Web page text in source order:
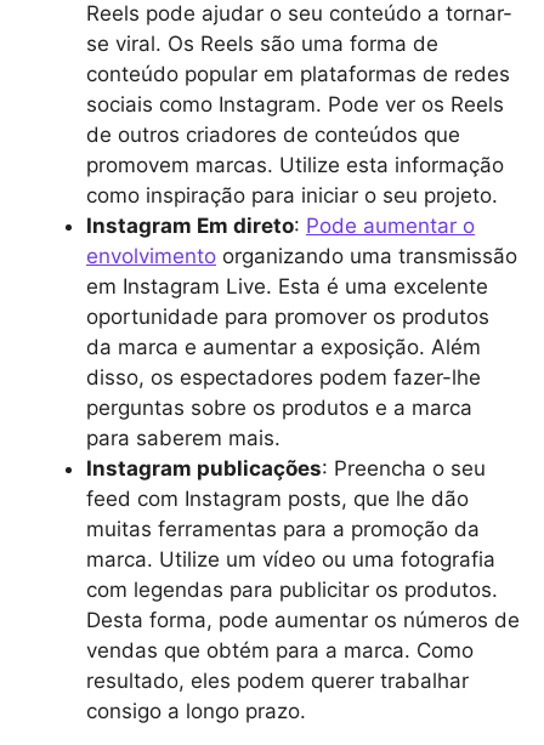
Reels pode ajudar o seu conteúdo a tornar-
se viral. Os Reels são uma forma de
conteúdo popular em plataformas de redes
sociais como Instagram. Pode ver os Reels
de outros criadores de conteúdos que
promovem marcas. Utilize esta informação
como inspiração para iniciar o seu projeto.
Instagram Em direto: Pode aumentar o
envolvimento organizando uma transmissão
em Instagram Live. Esta é uma excelente
oportunidade para promover os produtos
da marca e aumentar a exposição. Além
disso, os espectadores podem fazer-lhe
perguntas sobre os produtos e a marca
para saberem mais.
Instagram publicações: Preencha o seu
feed com Instagram posts, que lhe dão
muitas ferramentas para a promoção da
marca. Utilize um vídeo ou uma fotografia
com legendas para publicitar os produtos.
Desta forma, pode aumentar os números de
vendas que obtém para a marca. Como
resultado, eles podem querer trabalhar
consigo a longo prazo.